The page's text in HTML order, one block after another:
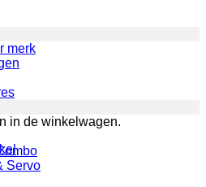
in de winkelwagen.
merk
Servo